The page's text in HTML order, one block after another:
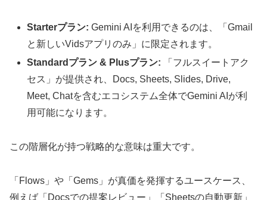
Starterプラン: Gemini AIを利用できるのは、「Gmail
と新しいVidsアプリのみ」に限定されます。
Standardプラン & Plusプラン: 「フルスイートアク
セス」が提供され、Docs, Sheets, Slides, Drive,
Meet, Chatを含むエコシステム全体でGemini AIが利
用可能になります。
この階層化が持つ戦略的な意味は重大です。
「Flows」や「Gems」が真価を発揮するユースケース、
例えば「Docsでの提案レビュー」「Sheetsの自動更新」